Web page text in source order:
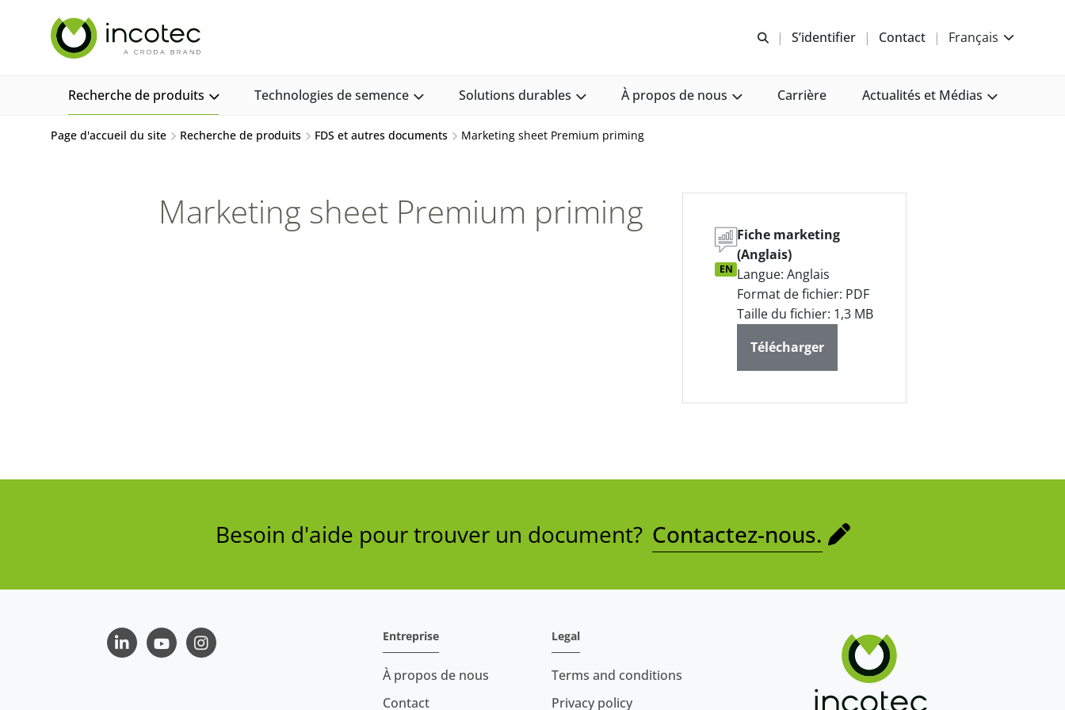
Recherche libre
S’identifier Contact Français
Recherche de produits Technologies de semence Solutions durables À propos de nous Carrière Actualités et Médias
Page d'accueil du site Recherche de produits FDS et autres documents Marketing sheet Premium priming
Marketing sheet Premium priming
EN
Fiche marketing
(Anglais)
Langue: Anglais
Format de fichier: PDF
Taille du fichier: 1,3 MB
Télécharger
Besoin d'aide pour trouver un document? Contactez-nous.
LinkedInYoutubeInstagram
Entreprise
À propos de nous
Contact
Legal
Terms and conditions
Privacy policy